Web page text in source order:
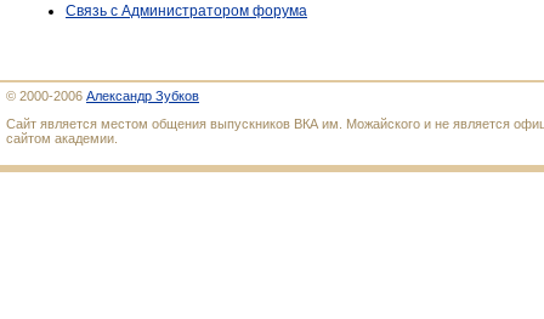
Связь с Администратором форума
© 2000-2006 Александр Зубков
Сайт является местом общения выпускников ВКА им. Можайского и не является
сайтом академии.